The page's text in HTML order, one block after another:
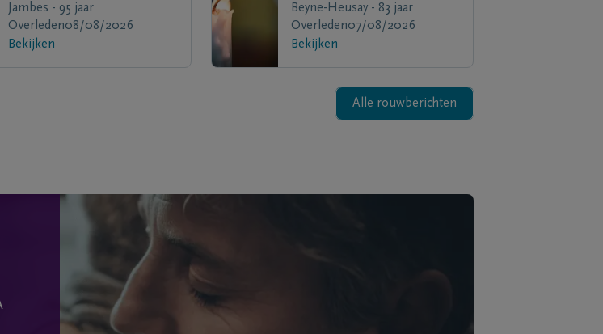
Jambes - 95 jaar
Overleden08/08/2026
Bekijken
Beyne-Heusay - 83 jaar
Overleden07/08/2026
Bekijken
Alle rouwberichten